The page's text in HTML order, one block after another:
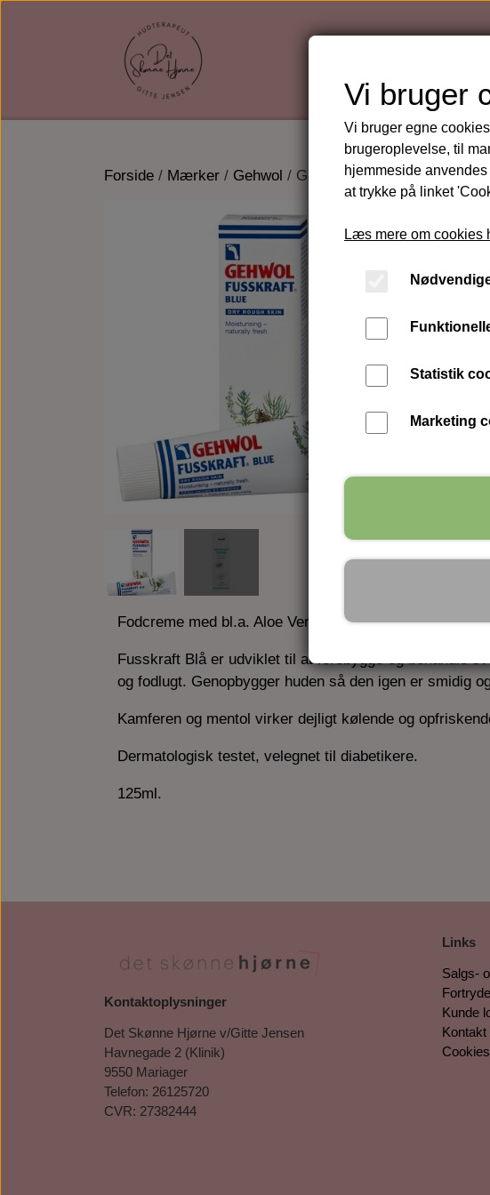
Forside Mærker Gehwol Gehwol Fusskraft Blå -
Fodcreme med bl.a. Aloe Vera, Urea, kamfer og
Fusskraft Blå er udviklet til at forebygge og behandle
og fodlugt. Genopbygger huden så den igen er smidig
Kamferen og mentol virker dejligt kølende og
Dermatologisk testet, velegnet til diabetikere.
125ml.
Kontaktoplysninger
Det Skønne Hjørne v/Gitte Jensen
Havnegade 2 (Klinik)
9550 Mariager
Telefon: 26125720
CVR: 27382444
Links
Salgs-
Kunde
Kontakt
Cookies
Vi bruger
Vi bruger egne
brugeroplevelse, til
hjemmeside
at trykke på linket
Læs mere om cookies
Statistik
Marketing